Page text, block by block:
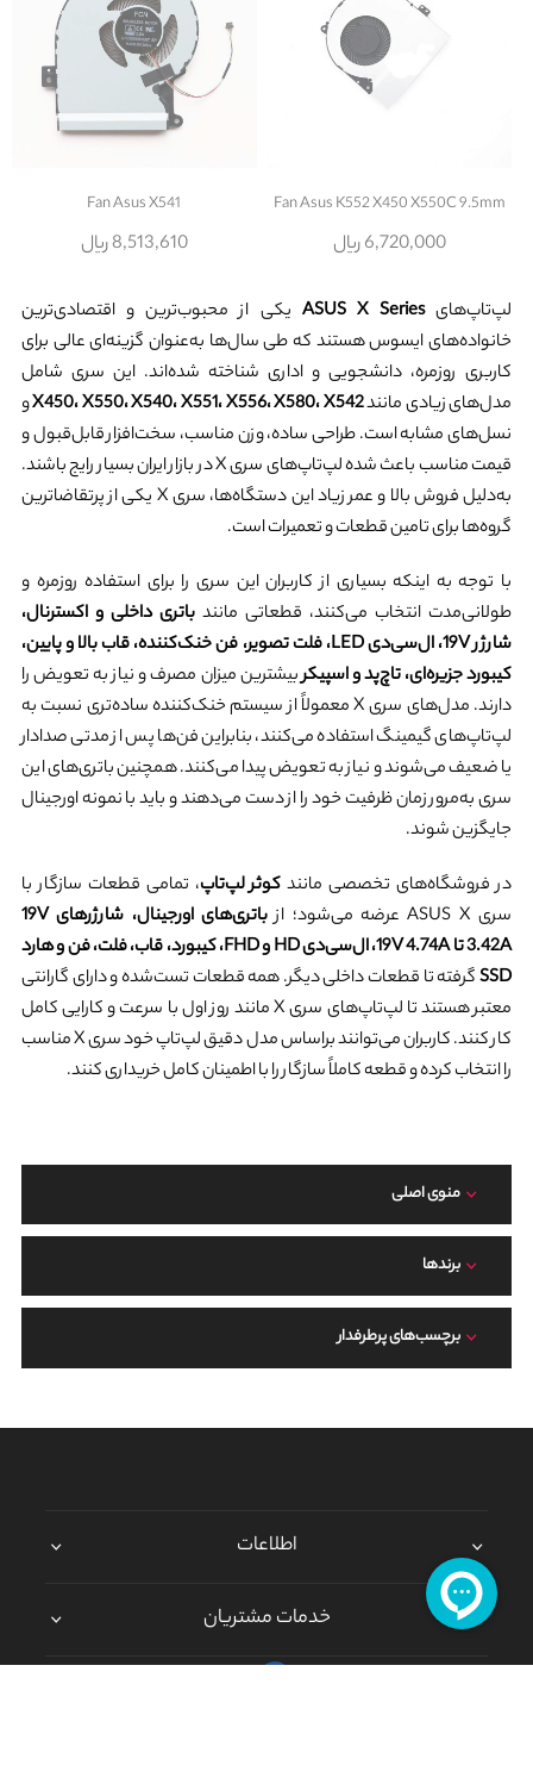
Fan Asus K552 X450 X550C 9.5mm
6,720,000 ریال
Fan Asus X541
8,513,610 ریال
لپ‌تاپ‌هایASUS X Series یکی از محبوب‌ترین و اقتصادی‌ترین
خانواده‌های ایسوس هستند که طی سال‌ها به‌عنوان گزینه‌ای عالی برای
کاربری روزمره، دانشجویی و اداری شناخته شده‌اند. این سری شامل
مدل‌های زیادی مانندX450، X550، X540، X551، X556، X580، X542و
نسل‌های مشابه است. طراحی ساده، وزن مناسب، سخت‌افزار قابل‌قبول و
قیمت مناسب باعث شده لپ‌تاپ‌های سری X در بازار ایران بسیار رایج باشند.
به‌دلیل فروش بالا و عمر زیاد این دستگاه‌ها، سری X یکی از پرتقاضاترین
گروه‌ها برای تامین قطعات و تعمیرات است.
با توجه به اینکه بسیاری از کاربران این سری را برای استفاده روزمره و
طولانی‌مدت انتخاب می‌کنند، قطعاتی مانندباتری داخلی و اکسترنال،
شارژر 19V، ال‌سی‌دی LED، فلت تصویر، فن خنک‌کننده، قاب بالا و پایین،
کیبورد جزیره‌ای، تاچ‌پد و اسپیکربیشترین میزان مصرف و نیاز به تعویض را
دارند. مدل‌های سری X معمولاً از سیستم خنک‌کننده ساده‌تری نسبت به
لپ‌تاپ‌های گیمینگ استفاده می‌کنند، بنابراین فن‌ها پس از مدتی صدادار
یا ضعیف می‌شوند و نیاز به تعویض پیدا می‌کنند. همچنین باتری‌های این
سری به‌مرور زمان ظرفیت خود را از دست می‌دهند و باید با نمونه اورجینال
جایگزین شوند.
در فروشگاه‌های تخصصی مانند کوثر لپ‌تاپ، تمامی قطعات سازگار با
سری ASUS X عرضه می‌شود؛ از
باتری‌های اورجینال، شارژرهای 19V
3.42A تا 19V 4.74A، ال‌سی‌دی HD و FHD، کیبورد، قاب، فلت، فن و هارد
SSDگرفته تا قطعات داخلی دیگر. همه قطعات تست‌شده و دارای گارانتی
معتبر هستند تا لپ‌تاپ‌های سری X مانند روز اول با سرعت و کارایی کامل
کار کنند. کاربران می‌توانند براساس مدل دقیق لپ‌تاپ خود سری X مناسب
را انتخاب کرده و قطعه کاملاً سازگار را با اطمینان کامل خریداری کنند.
منوی اصلی
برند‌ها
برچسب‌های پرطرفدار
اطلاعات
خدمات مشتریان